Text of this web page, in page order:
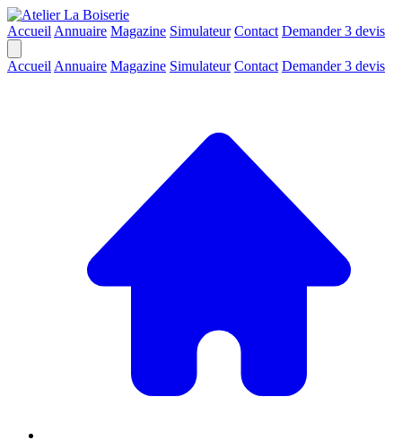
Accueil Annuaire Magazine Simulateur Contact Demander 3 devis
Accueil Annuaire Magazine Simulateur Contact Demander 3 devis